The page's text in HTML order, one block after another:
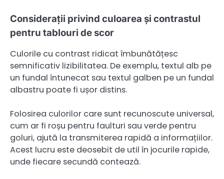
Considerații privind culoarea și contrastul
pentru tablouri de scor
Culorile cu contrast ridicat îmbunătățesc
semnificativ lizibilitatea. De exemplu, textul alb pe
un fundal întunecat sau textul galben pe un fundal
albastru poate fi ușor distins.
Folosirea culorilor care sunt recunoscute universal,
cum ar fi roșu pentru faulturi sau verde pentru
goluri, ajută la transmiterea rapidă a informațiilor.
Acest lucru este deosebit de util în jocurile rapide,
unde fiecare secundă contează.